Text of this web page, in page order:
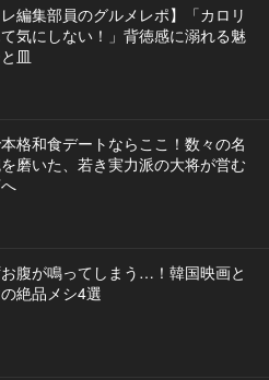
レ編集部員のグルメレポ】「カロリ
気にしない！」背徳感に溺れる魅
皿
格和食デートならここ！数々の名
磨いた、若き実力派の大将が営む
腹が鳴ってしまう…！韓国映画と
の絶品メシ4選